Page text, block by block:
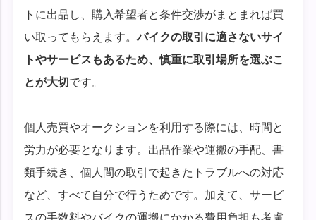
トに出品し、購入希望者と条件交渉がまとまれば買
い取ってもらえます。バイクの取引に適さないサイ
トやサービスもあるため、慎重に取引場所を選ぶこ
とが大切 です。
個人売買やオークションを利用する際には、時間と
労力が必要となります。出品作業や運搬の手配、書
類手続き、個人間の取引で起きたトラブルへの対応
など、すべて自分で行うためです。加えて、サービ
スの手数料やバイクの運搬にかかる費用負担も考慮